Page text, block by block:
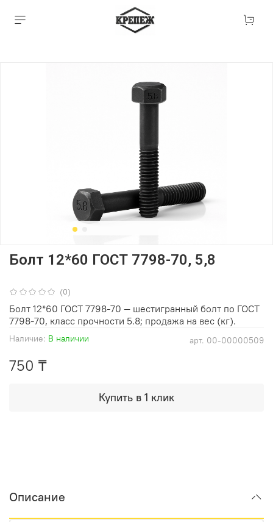
(0)
арт. 00-00000509
Наличие: В наличии
Болт 12*60 ГОСТ 7798-70, 5,8
750 ₸
Купить в 1 клик
Болт 12*60 ГОСТ 7798-70 — шестигранный болт по ГОСТ
7798-70, класс прочности 5.8; продажа на вес (кг).
Описание